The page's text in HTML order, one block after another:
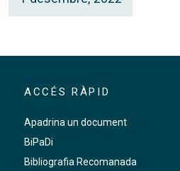
ACCÉS RÀPID
Apadrina un document
BiPaDi
Bibliografia Recomanada